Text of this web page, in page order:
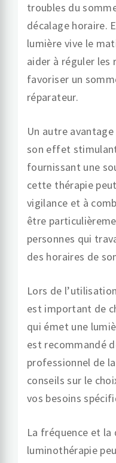
troubles du
décalage horaire.
lumière vive le
aider à réguler les
favoriser un
réparateur.
Un autre
son effet
fournissant une
cette thérapie
vigilance et à
être
personnes qui
des horaires de
Lors de
est important de
qui émet une
est recommandé
professionnel de
conseils sur le
vos besoins
La fréquence et la
luminothérapie